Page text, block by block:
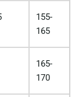
155-
165
165-
170